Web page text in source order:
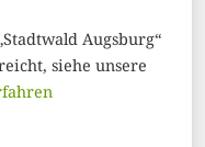
Augsburg“
siehe unsere